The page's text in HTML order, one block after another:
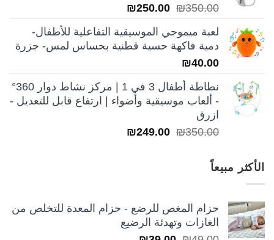
₪350.00
السعر
هو:
₪350.00.
₪250.00
هو:
₪250.00.
لعبة ميموجي الموسيقية التفاعلية للأطفال-
دمية فاكهة حسية قطنية بحساس لمس- جزرة
₪40.00
نطاطة أطفال 3 في 1 | مركز نشاط دوار 360°
- ألعاب موسيقية وأضواء | ارتفاع قابل للتعديل -
ازرق
₪350.00
السعر ₪249.00
الأكثر مبيعاً
حزام المغص للرضع - حزام المعدة للتخلص من
الغازات وتهدئة الرضيع